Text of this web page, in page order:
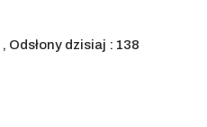
, Odsłony dzisiaj : 138